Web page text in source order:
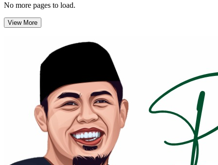
No more pages to load.
View More